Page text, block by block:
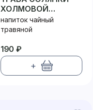
ХОЛМОВОЙ
ФИЛЬТР ПАКЕТ
№20
напиток чайный
травяной
190 ₽
+